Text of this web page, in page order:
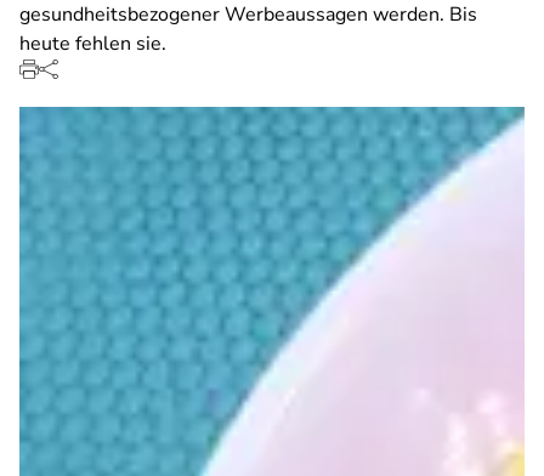
gesundheitsbezogener Werbeaussagen werden. Bis
heute fehlen sie.